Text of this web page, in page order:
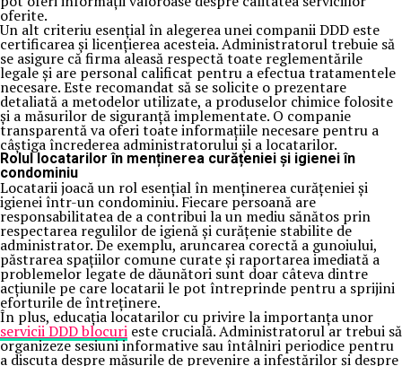
oferite.
Un alt criteriu esențial în alegerea unei companii DDD este
certificarea și licențierea acesteia. Administratorul trebuie să
se asigure că firma aleasă respectă toate reglementările
legale și are personal calificat pentru a efectua tratamentele
necesare. Este recomandat să se solicite o prezentare
detaliată a metodelor utilizate, a produselor chimice folosite
și a măsurilor de siguranță implementate. O companie
transparentă va oferi toate informațiile necesare pentru a
câștiga încrederea administratorului și a locatarilor.
Rolul locatarilor în menținerea curățeniei și igienei în
condominiu
Locatarii joacă un rol esențial în menținerea curățeniei și
igienei într-un condominiu. Fiecare persoană are
responsabilitatea de a contribui la un mediu sănătos prin
respectarea regulilor de igienă și curățenie stabilite de
administrator. De exemplu, aruncarea corectă a gunoiului,
păstrarea spațiilor comune curate și raportarea imediată a
problemelor legate de dăunători sunt doar câteva dintre
acțiunile pe care locatarii le pot întreprinde pentru a sprijini
eforturile de întreținere.
În plus, educația locatarilor cu privire la importanța unor
servicii DDD blocuri este crucială. Administratorul ar trebui să
organizeze sesiuni informative sau întâlniri periodice pentru
a discuta despre măsurile de prevenire a infestărilor și despre